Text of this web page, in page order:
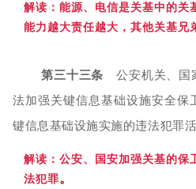
解读：能源、电信是关基中的关
能力越大责任越大，其他关基兄
第三十三条 公安机关、国
法加强关键信息基础设施安全保
键信息基础设施实施的违法犯罪活
解读：公安、国安加强关基的保
法犯罪。